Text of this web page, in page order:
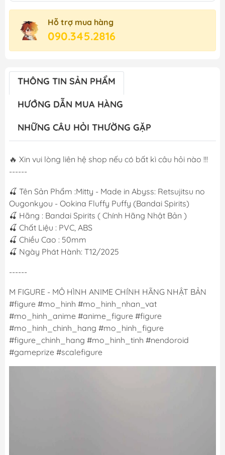
Hỗ trợ mua hàng
090.345.2816
THÔNG TIN SẢN PHẨM
HƯỚNG DẪN MUA HÀNG
NHỮNG CÂU HỎI THƯỜNG GẶP
🔥 Xin vui lòng liên hệ shop nếu có bất kì câu hỏi nào !!!
------
🍒 Tên Sản Phẩm :Mitty - Made in Abyss: Retsujitsu no
Ougonkyou - Ookina Fluffy Puffy (Bandai Spirits)
🍒 Hãng : Bandai Spirits ( Chính Hãng Nhật Bản )
🍒 Chất Liệu : PVC, ABS
🍒 Chiều Cao : 50mm
🍒 Ngày Phát Hành: T12/2025
------
M FIGURE - MÔ HÌNH ANIME CHÍNH HÃNG NHẬT BẢN
#figure #mo_hinh #mo_hinh_nhan_vat
#mo_hinh_anime #anime_figure #figure
#mo_hinh_chinh_hang #mo_hinh_figure
#figure_chinh_hang #mo_hinh_tinh #nendoroid
#gameprize #scalefigure